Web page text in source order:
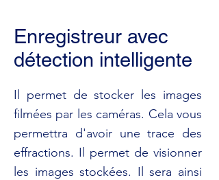
Enregistreur avec
détection intelligente
Il permet de stocker les images
filmées par les caméras. Cela vous
permettra d'avoir une trace des
effractions. Il permet de visionner
les images stockées. Il sera ainsi